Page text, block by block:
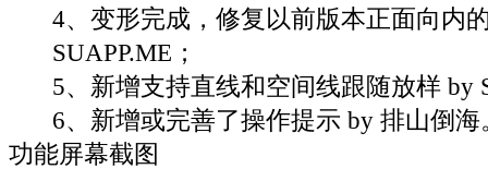
4、变形完成，修复以前版本正面向内
SUAPP.ME；
5、新增支持直线和空间线跟随放样 by
6、新增或完善了操作提示 by 排山倒海
功能屏幕截图